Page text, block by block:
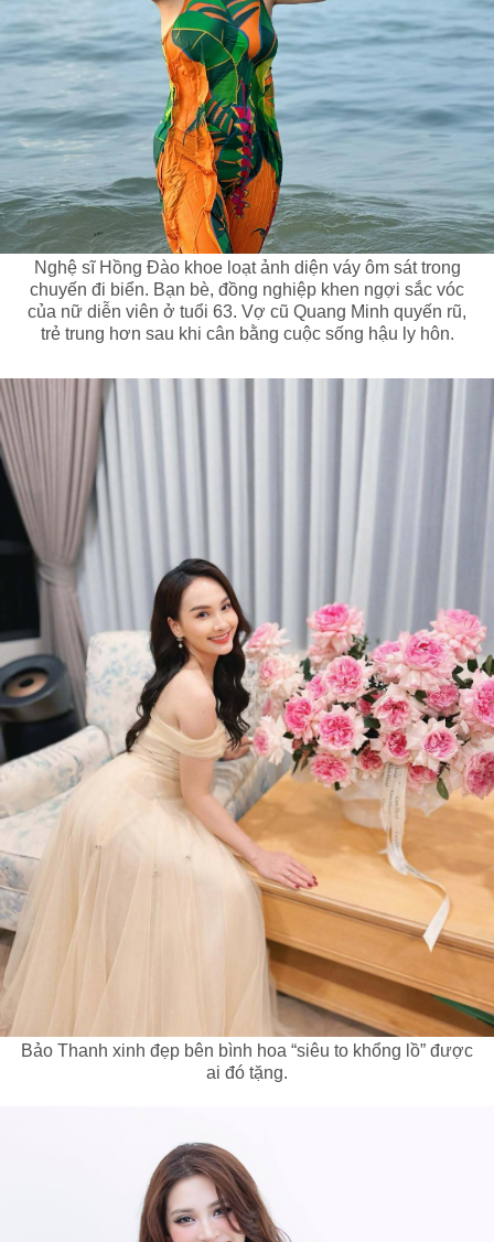
Nghệ sĩ Hồng Đào khoe loạt ảnh diện váy ôm sát trong
chuyến đi biển. Bạn bè, đồng nghiệp khen ngợi sắc vóc
của nữ diễn viên ở tuổi 63. Vợ cũ Quang Minh quyến rũ,
trẻ trung hơn sau khi cân bằng cuộc sống hậu ly hôn.
Bảo Thanh xinh đẹp bên bình hoa “siêu to khổng lồ” được
ai đó tặng.